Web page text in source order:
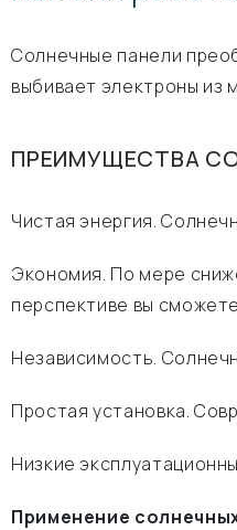
Солнечные панели
выбивает электроны из
ПРЕИМУЩЕСТВА
Чистая энергия.
Экономия. По мере
перспективе вы
Независимость.
Простая установка.
Низкие
Применение